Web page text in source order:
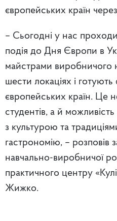
європейських країн
– Сьогодні у нас
подія до Дня Європи в
майстрами виробничого
шести локаціях і
європейських країн. Це
студентів, а й
з культурою та
гастрономію, – розповів
навчально-виробничої
практичного центру
Жижко.